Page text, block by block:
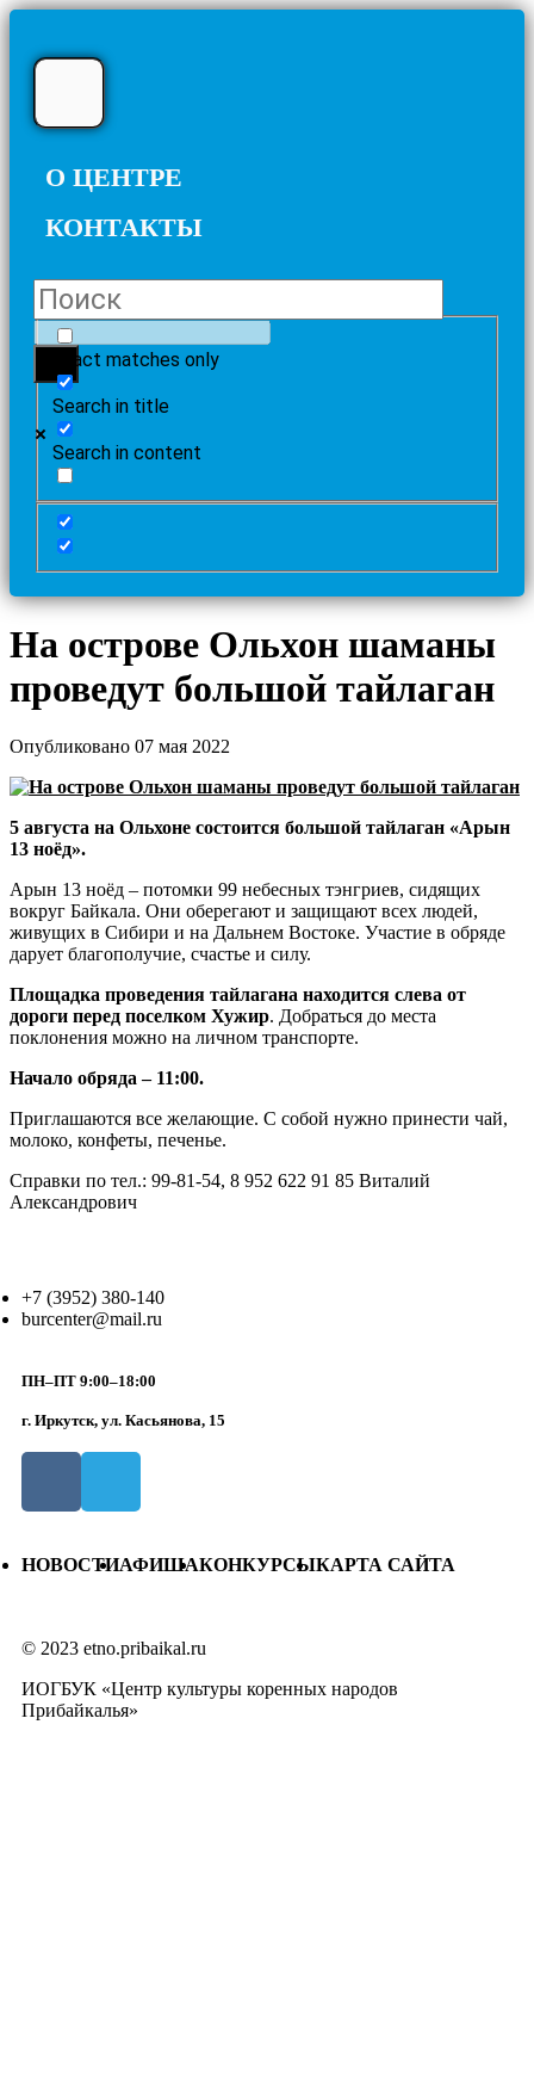
О ЦЕНТРЕ
КОНТАКТЫ
Exact matches only
Search in title
Search in content
На острове Ольхон шаманы
проведут большой тайлаган
Опубликовано 07 мая 2022
5 августа на Ольхоне состоится большой тайлаган «Арын
13 ноёд».
Арын 13 ноёд – потомки 99 небесных тэнгриев, сидящих
вокруг Байкала. Они оберегают и защищают всех людей,
живущих в Сибири и на Дальнем Востоке. Участие в обряде
дарует благополучие, счастье и силу.
Площадка проведения тайлагана находится слева от
дороги перед поселком Хужир. Добраться до места
поклонения можно на личном транспорте.
Начало обряда – 11:00.
Приглашаются все желающие. С собой нужно принести чай,
молоко, конфеты, печенье.
Справки по тел.: 99-81-54, 8 952 622 91 85 Виталий
Александрович
+7 (3952) 380-140
burcenter@mail.ru
ПН–ПТ 9:00–18:00
г. Иркутск, ул. Касьянова, 15
НОВОСТИАФИШАКОНКУРСЫКАРТА САЙТА
© 2023 etno.pribaikal.ru
ИОГБУК «Центр культуры коренных народов
Прибайкалья»